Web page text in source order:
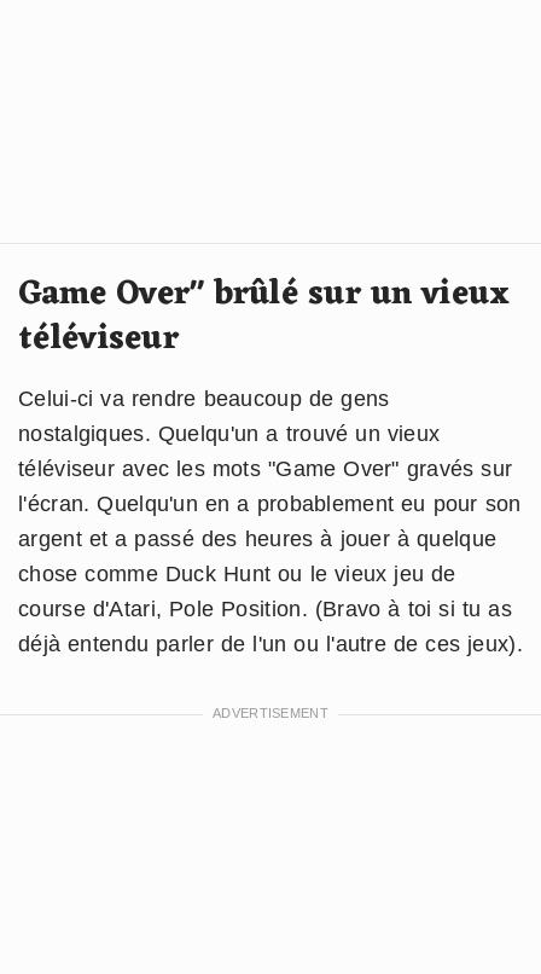
Game Over" brûlé sur un vieux
téléviseur
Celui-ci va rendre beaucoup de gens
nostalgiques. Quelqu'un a trouvé un vieux
téléviseur avec les mots "Game Over" gravés sur
l'écran. Quelqu'un en a probablement eu pour son
argent et a passé des heures à jouer à quelque
chose comme Duck Hunt ou le vieux jeu de
course d'Atari, Pole Position. (Bravo à toi si tu as
déjà entendu parler de l'un ou l'autre de ces jeux).